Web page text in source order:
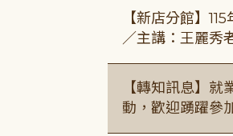
【新店分館】
／主講：王麗秀
【轉知訊息】
動，歡迎踴躍參